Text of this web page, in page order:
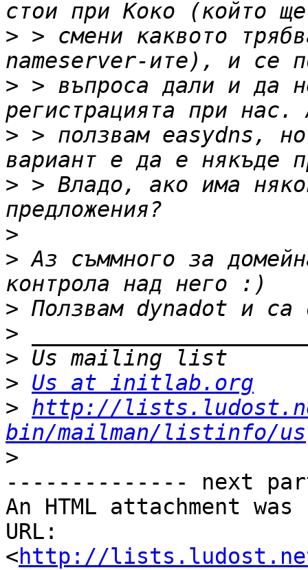
> > смени каквото
> > въпроса дали и да
> > ползвам easydns,
> > Владо, ако има
>
> Аз съммного за
>
>
>
> Us at initlab.org
> http://
bin/mailman/listinfo/us
>
-------------- next
An HTML attachment
URL:
<http://lists.ludost.net/